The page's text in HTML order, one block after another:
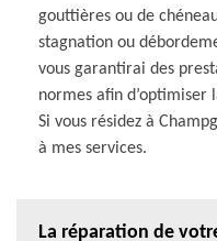
gouttières ou de
stagnation ou
vous garantirai des
normes afin
Si vous résidez à
à mes services.
La réparation de